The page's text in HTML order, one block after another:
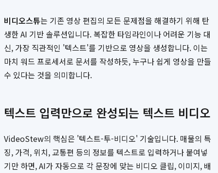
비디오스튜는 기존 영상 편집의 모든 문제점을 해결하기 위해 탄
생한 AI 기반 솔루션입니다. 복잡한 타임라인이나 어려운 기능 대
신, 가장 직관적인 '텍스트'를 기반으로 영상을 생성합니다. 이는
마치 워드 프로세서로 문서를 작성하듯, 누구나 쉽게 영상을 만들
수 있다는 것을 의미합니다.
텍스트 입력만으로 완성되는 텍스트 비디오
VideoStew의 핵심은 '텍스트-투-비디오' 기술입니다. 매물의 특
징, 가격, 위치, 교통편 등의 정보를 텍스트로 입력하거나 붙여넣
기만 하면, AI가 자동으로 각 문장에 맞는 비디오 클립, 이미지, 배